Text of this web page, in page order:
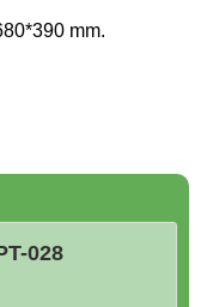
mm.
028